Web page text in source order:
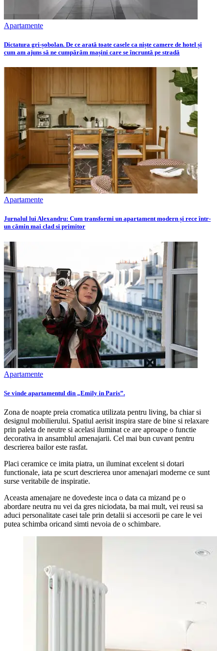
Apartamente
Dictatura gri-șobolan. De ce arată toate casele ca niște camere de hotel și
cum am ajuns să ne cumpărăm mașini care se încruntă pe stradă
Apartamente
Jurnalul lui Alexandru: Cum transformi un apartament modern și rece într-
un cămin mai clad si primitor
Apartamente
Se vinde apartamentul din „Emily in Paris”.
Zona de noapte preia cromatica utilizata pentru living, ba chiar si
designul mobilierului. Spatiul aerisit inspira stare de bine si relaxare
prin paleta de neutre si acelasi iluminat ce are aproape o functie
decorativa in ansamblul amenajarii. Cel mai bun cuvant pentru
descrierea bailor este rasfat.
Placi ceramice ce imita piatra, un iluminat excelent si dotari
functionale, iata pe scurt descrierea unor amenajari moderne ce sunt
surse veritabile de inspiratie.
Aceasta amenajare ne dovedeste inca o data ca mizand pe o
abordare neutra nu vei da gres niciodata, ba mai mult, vei reusi sa
aduci personalitate casei tale prin detalii si accesorii pe care le vei
putea schimba oricand simti nevoia de o schimbare.